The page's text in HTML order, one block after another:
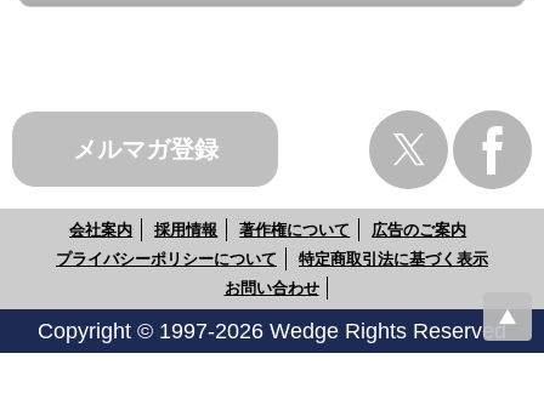
メルマガ登録
会社案内 採用情報 著作権について
広告のご案内
プライバシーポリシーについて
特定商取引法に基づく表示
お問い合わせ
Copyright © 1997-2026 Wedge Rights Reserved